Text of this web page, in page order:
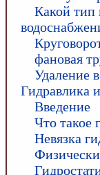
Какой тип
фановая
Удаление
Гидравлика
Введение
Что такое
Невязка